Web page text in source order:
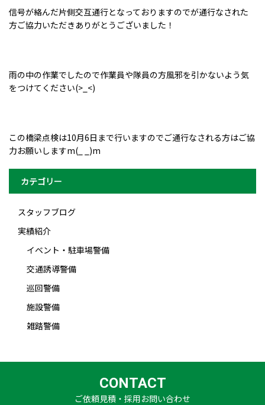
信号が絡んだ片側交互通行となっておりますのでが通行なされた
方ご協力いただきありがとうございました！
雨の中の作業でしたので作業員や隊員の方風邪を引かないよう気
をつけてください(>_<)
この橋梁点検は10月6日まで行いますのでご通行なされる方はご協
力お願いしますm(_ _)m
カテゴリー
スタッフブログ
実績紹介
イベント・駐車場警備
交通誘導警備
巡回警備
施設警備
雑踏警備
CONTACT
ご依頼見積・採用お問い合わせ